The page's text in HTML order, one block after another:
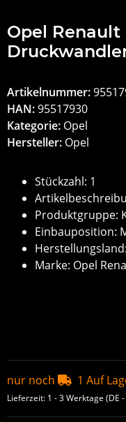
Opel
Artikelnummer:
HAN:95517930
Kategorie: Opel
Hersteller: Opel
Stückzahl: 1
Produktgruppe:
Einbauposition:
Marke: Opel
nur noch 1 Auf
Lieferzeit: 1 - 3 Werktage (DE